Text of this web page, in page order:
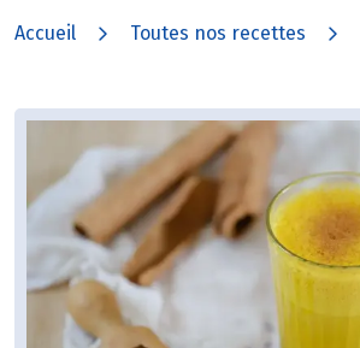
Accueil Toutes nos recettes